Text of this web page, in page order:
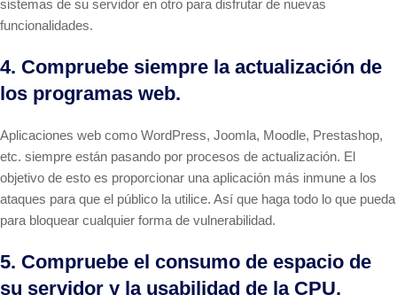
sistemas de su servidor en otro para disfrutar de nuevas
funcionalidades.
4. Compruebe siempre la actualización de
los programas web.
Aplicaciones web como WordPress, Joomla, Moodle, Prestashop,
etc. siempre están pasando por procesos de actualización. El
objetivo de esto es proporcionar una aplicación más inmune a los
ataques para que el público la utilice. Así que haga todo lo que pueda
para bloquear cualquier forma de vulnerabilidad.
5. Compruebe el consumo de espacio de
su servidor y la usabilidad de la CPU.